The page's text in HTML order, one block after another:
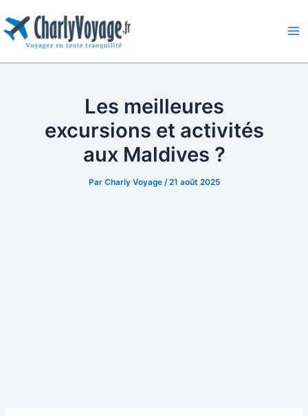
au
contenu
Les meilleures
excursions et activités
aux Maldives ?
Par Charly Voyage /21 août 2025